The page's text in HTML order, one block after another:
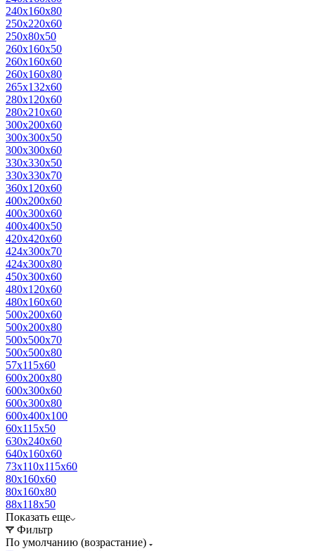
240х160х80
250х220х60
250х80х50
260х160х50
260х160х60
260х160х80
265х132х60
280х120х60
280х210х60
300х200х60
300х300х50
300х300х60
330х330х50
330х330х70
360х120х60
400х200х60
400х300х60
400х400х50
420х420х60
424х300х70
424х300х80
450х300х60
480х120х60
480х160х60
500х200х60
500х200х80
500х500х70
500х500х80
57х115х60
600х200х80
600х300х60
600х300х80
600х400х100
60х115х50
630х240х60
640х160х60
73х110х115х60
80х160х60
80х160х80
88х118х50
Показать еще
Фильтр
По умолчанию (возрастание)